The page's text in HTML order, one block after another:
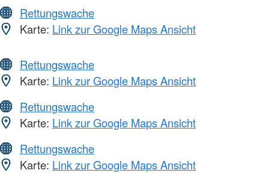
Rettungswache
Karte: Link zur Google Maps Ansicht
Rettungswache
Karte: Link zur Google Maps Ansicht
Rettungswache
Karte: Link zur Google Maps Ansicht
Rettungswache
Karte: Link zur Google Maps Ansicht